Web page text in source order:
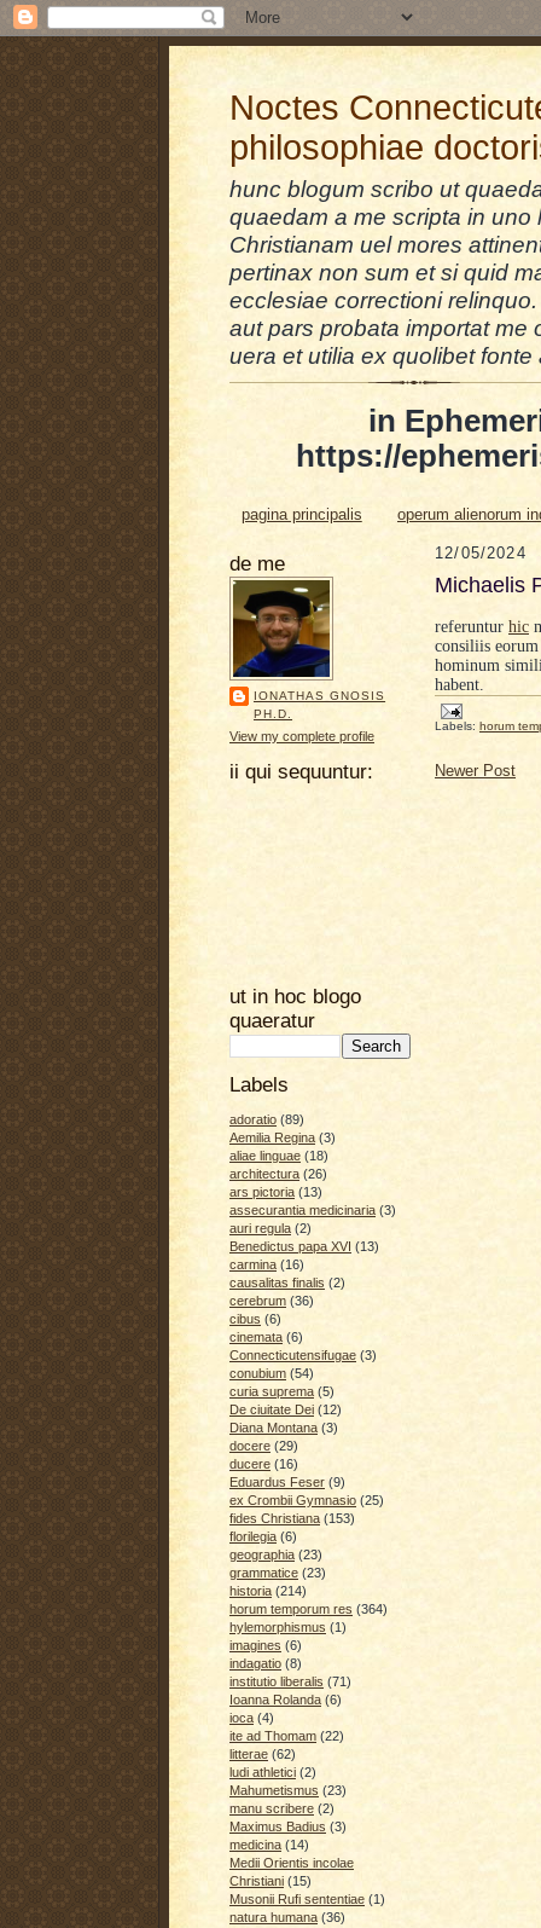
Noctes
philosophiae
hunc blogum scribo ut
quaedam a me scripta in
Christianam uel mores
pertinax non sum et si quid
ecclesiae correctioni
aut pars probata importat me
uera et utilia ex quolibet fonte
in
https://
pagina principalis operum alienorum
de me
IONATHAS GNOSIS
PH.D.
View my complete profile
ii qui sequuntur:
ut in hoc blogo
quaeratur
Labels
adoratio (89)
Aemilia Regina (3)
aliae linguae (18)
architectura (26)
ars pictoria (13)
assecurantia medicinaria (3)
auri regula (2)
Benedictus papa XVI (13)
carmina (16)
causalitas finalis (2)
cerebrum (36)
cibus (6)
cinemata (6)
Connecticutensifugae (3)
conubium (54)
curia suprema (5)
De ciuitate Dei (12)
Diana Montana (3)
docere (29)
ducere (16)
Eduardus Feser (9)
ex Crombii Gymnasio (25)
fides Christiana (153)
florilegia (6)
geographia (23)
grammatice (23)
historia (214)
horum temporum res (364)
hylemorphismus (1)
imagines (6)
indagatio (8)
institutio liberalis (71)
Ioanna Rolanda (6)
ioca (4)
ite ad Thomam (22)
litterae (62)
ludi athletici (2)
Mahumetismus (23)
manu scribere (2)
Maximus Badius (3)
medicina (14)
Medii Orientis incolae
Christiani (15)
Musonii Rufi sententiae (1)
natura humana (36)
12/05/2024
Michaelis
referuntur hic
consiliis
hominum
habent.
Labels: horum
Newer Post